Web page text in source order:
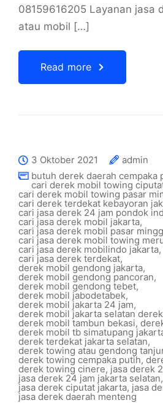
08159616205 Layanan jasa
atau mobil […]
Read more
3 Oktober 2021
admin
butuh derek daerah cempaka
cari derek mobil towing
cari derek mobil towing pasar
cari derek terdekat kebayoran
cari jasa derek 24 jam pondok
cari jasa derek mobil jakarta,
cari jasa derek mobil pasar
cari jasa derek mobil towing
cari jasa derek mobilindo jakarta,
cari jasa derek terdekat,
derek mobil gendong jakarta,
derek mobil gendong pancoran,
derek mobil gendong tebet,
derek mobil jabodetabek,
derek mobil jakarta 24 jam,
derek mobil jakarta selatan
derek mobil tambun bekasi,
derek mobil tb simatupang
derek terdekat jakarta selatan,
derek towing atau gendong
derek towing cempaka putih,
derek towing cinere, jasa derek
jasa derek 24 jam jakarta selatan,
jasa derek ciputat jakarta, jasa
jasa derek daerah menteng